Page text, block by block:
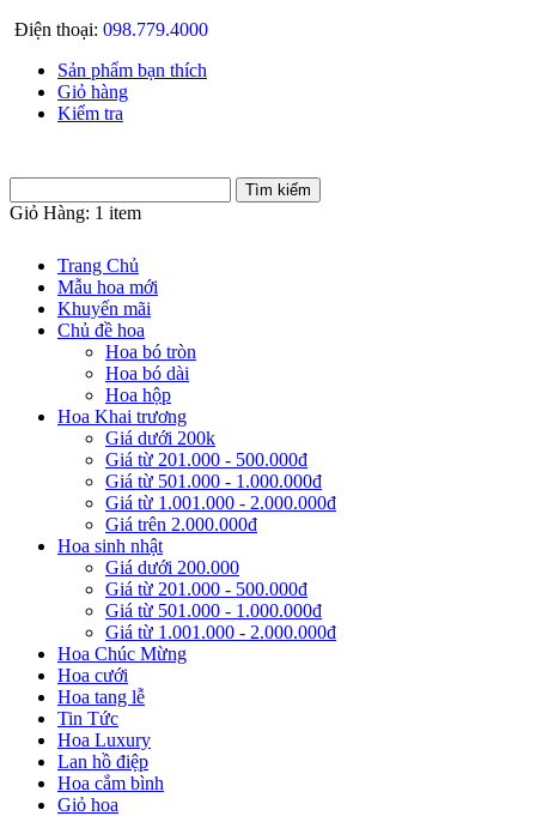
Điện thoại: 098.779.4000
Sản phẩm bạn thích
Giỏ hàng
Kiểm tra
Giỏ Hàng: 1 item
Trang Chủ
Mẫu hoa mới
Khuyến mãi
Chủ đề hoa
Hoa bó tròn
Hoa bó dài
Hoa hộp
Hoa Khai trương
Giá dưới 200k
Giá từ 201.000 - 500.000đ
Giá từ 501.000 - 1.000.000đ
Giá từ 1.001.000 - 2.000.000đ
Giá trên 2.000.000đ
Hoa sinh nhật
Giá dưới 200.000
Giá từ 201.000 - 500.000đ
Giá từ 501.000 - 1.000.000đ
Giá từ 1.001.000 - 2.000.000đ
Hoa Chúc Mừng
Hoa cưới
Hoa tang lễ
Tin Tức
Hoa Luxury
Lan hồ điệp
Hoa cắm bình
Giỏ hoa